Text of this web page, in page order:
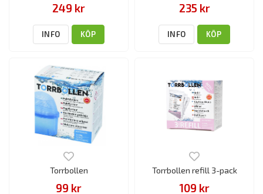
249 kr
INFO KÖP
235 kr
INFO KÖP
Torrbollen
99 kr
Torrbollen refill 3-pack
109 kr